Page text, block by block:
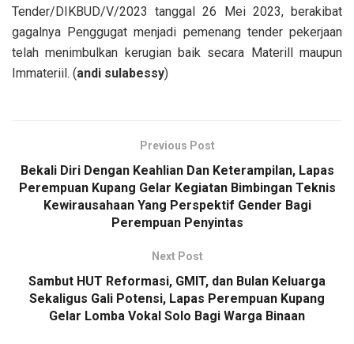
Tender/DIKBUD/V/2023 tanggal 26 Mei 2023, berakibat
gagalnya Penggugat menjadi pemenang tender pekerjaan
telah menimbulkan kerugian baik secara Materill maupun
Immateriil. (andi sulabessy)
Previous Post
Bekali Diri Dengan Keahlian Dan Keterampilan, Lapas
Perempuan Kupang Gelar Kegiatan Bimbingan Teknis
Kewirausahaan Yang Perspektif Gender Bagi
Perempuan Penyintas
Next Post
Sambut HUT Reformasi, GMIT, dan Bulan Keluarga
Sekaligus Gali Potensi, Lapas Perempuan Kupang
Gelar Lomba Vokal Solo Bagi Warga Binaan